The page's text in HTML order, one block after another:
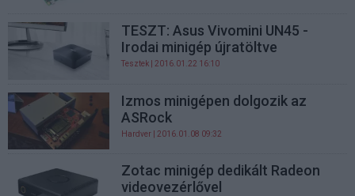
TESZT: Asus Vivomini UN45 -
Irodai minigép újratöltve
Tesztek | 2016.01.22 16:10
Izmos minigépen dolgozik az
ASRock
Hardver | 2016.01.08 09:32
Zotac minigép dedikált Radeon
videovezérlővel